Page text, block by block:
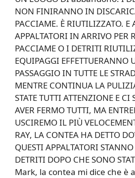
NON FINIRANNO IN
PACCIAME. È RIUTILIZZATO. E
APPALTATORI IN ARRIVO PER
PACCIAME O I DETRITI
EQUIPAGGI EFFETTUERANNO
PASSAGGIO IN TUTTE LE
MENTRE CONTINUA LA
STATE TUTTI ATTENZIONE E CI
AVER FERMO TUTTI, MA
USCIREMO IL PIÙ
RAY, LA CONTEA HA DETTO
QUESTI APPALTATORI
DETRITI DOPO CHE SONO
Mark, la contea mi dice che è